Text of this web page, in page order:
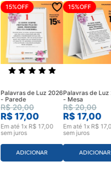
15%OFF
Palavras de Luz 2026
- Parede
R$ 20,00
R$17,00
Em até 1 x R$ 17,00
sem juros
ADICIONAR
15%OFF
Palavras de Luz
- Mesa
R$ 20,00
R$ 17,00
Em até 1 x R$ 17,
sem juros
ADICIONAR